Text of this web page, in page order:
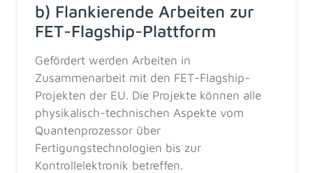
b) Flankierende Arbeiten zur
FET-Flagship-Plattform
Gefördert werden Arbeiten in
Zusammenarbeit mit den FET-Flagship-
Projekten der EU. Die Projekte können alle
physikalisch-technischen Aspekte vom
Quantenprozessor über
Fertigungstechnologien bis zur
Kontrollelektronik betreffen.